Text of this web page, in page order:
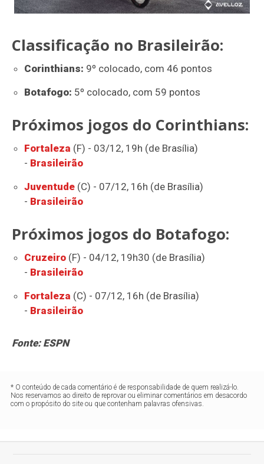
Classificação no Brasileirão:
Corinthians: 9º colocado, com 46 pontos
Botafogo: 5º colocado, com 59 pontos
Próximos jogos do Corinthians:
Fortaleza (F) - 03/12, 19h (de Brasília)
- Brasileirão
Juventude(C) - 07/12, 16h (de Brasília)
- Brasileirão
Próximos jogos do Botafogo:
Cruzeiro(F) - 04/12, 19h30 (de Brasília)
- Brasileirão
Fortaleza (C) - 07/12, 16h (de Brasília)
- Brasileirão
Fonte: ESPN
* O conteúdo de cada comentário é de responsabilidade de quem realizá-lo.
Nos reservamos ao direito de reprovar ou eliminar comentários em desacordo
com o propósito do site ou que contenham palavras ofensivas.